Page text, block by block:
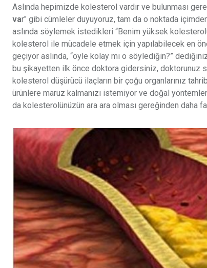
Aslında hepimizde kolesterol vardır ve bulunması
var" gibi cümleler duyuyoruz, tam da o noktada
aslında söylemek istedikleri “Benim yüksek
kolesterol ile mücadele etmek için yapılabilecek en
geçiyor aslında, “öyle kolay mı o söylediğin?”
bu şikayetten ilk önce doktora gidersiniz, doktorunuz
kolesterol düşürücü ilaçların bir çoğu organlarınız
ürünlere maruz kalmanızı istemiyor ve doğal
da kolesterolünüzün ara ara olması gereğinden